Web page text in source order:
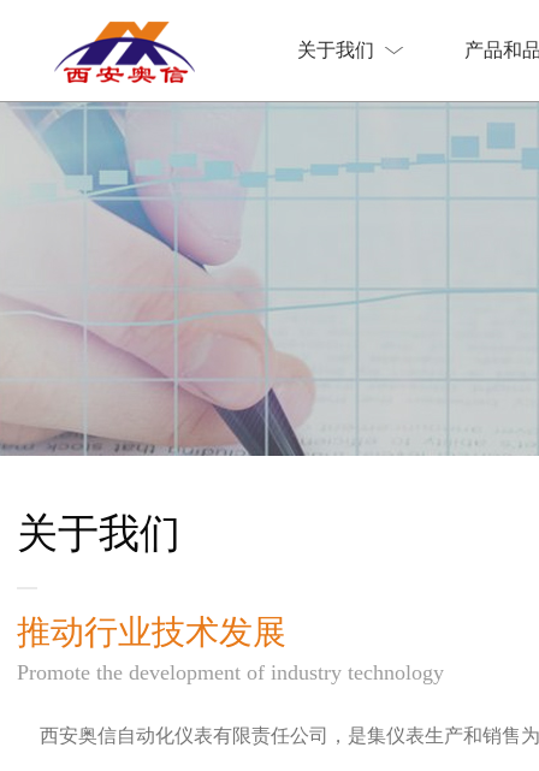
关于我们
关于我们
产品和
产品和
关于我们
推动行业技术发展
Promote the development of industry technology
西安奥信自动化仪表有限责任公司，是集仪表生产和销售